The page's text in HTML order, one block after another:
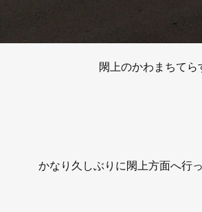
閖上のかわまちてら
かなり久しぶりに閖上方面へ行